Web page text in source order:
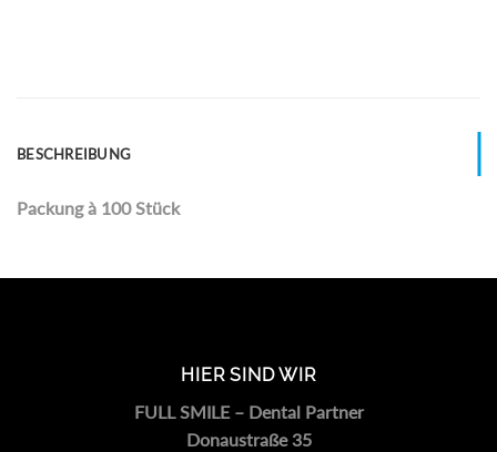
BESCHREIBUNG
Packung à 100 Stück
HIER SIND WIR
FULL SMILE – Dental Partner
Donaustraße 35